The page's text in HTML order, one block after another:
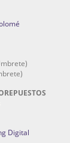
Digital